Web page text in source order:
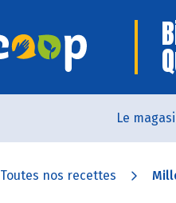
Le
Toutes nos recettes